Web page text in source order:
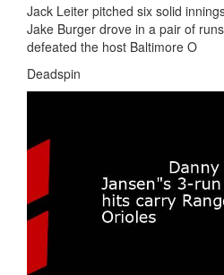
Jack Leiter pitched six solid
Jake Burger drove in a pair of
defeated the host Baltimore O
Deadspin